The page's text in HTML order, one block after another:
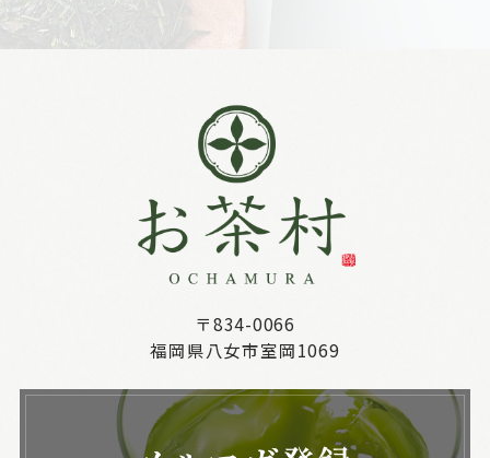
〒834-0066
福岡県八女市室岡1069